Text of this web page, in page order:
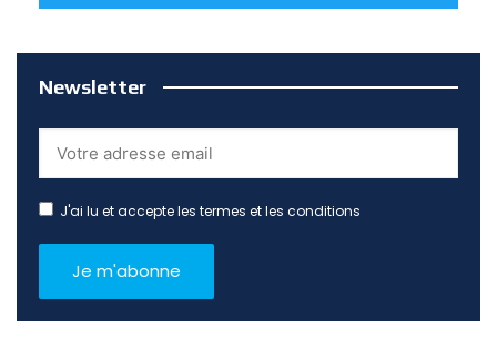
Newsletter
J'ai lu et accepte les termes et les conditions